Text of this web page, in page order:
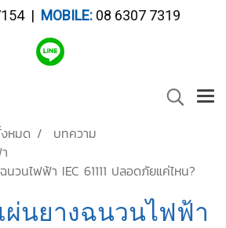
| MOBILE: 08 6307 7319
หมด
บทความ
วนไฟฟ้า IEC 61111 ปลอดภัยแค่ไหน?
ผ่นยางฉนวนไฟฟ้า